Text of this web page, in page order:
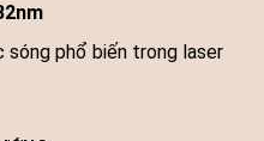
phổ biến trong laser